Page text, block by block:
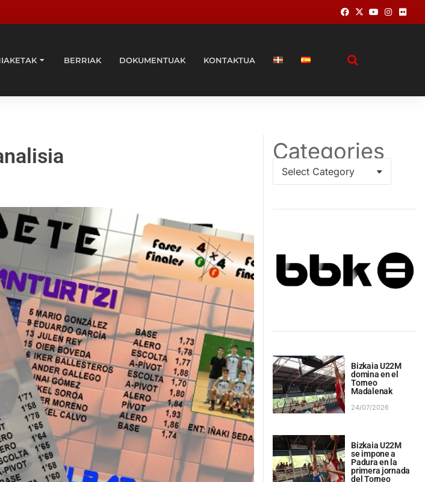
BERRIAK DOKUMENTUAK KONTAKTUA
Categories
Bizkaia U22M
domina en el
Torneo
Madalenak
24/07/2026
Bizkaia U22M
se impone a
Padura en la
primera jornada
del Torneo